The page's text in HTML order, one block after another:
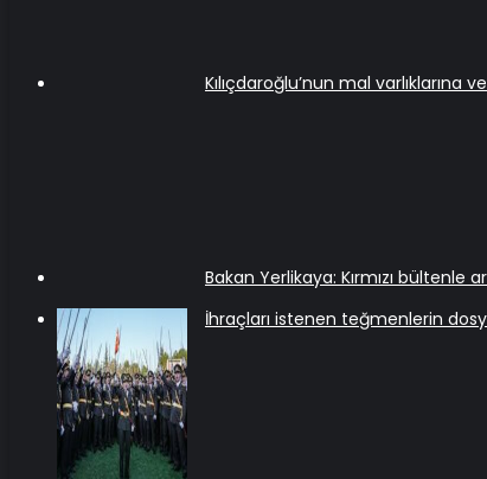
Kılıçdaroğlu’nun mal varlıklarına
Bakan Yerlikaya: Kırmızı
İhraçları istenen teğmenlerin